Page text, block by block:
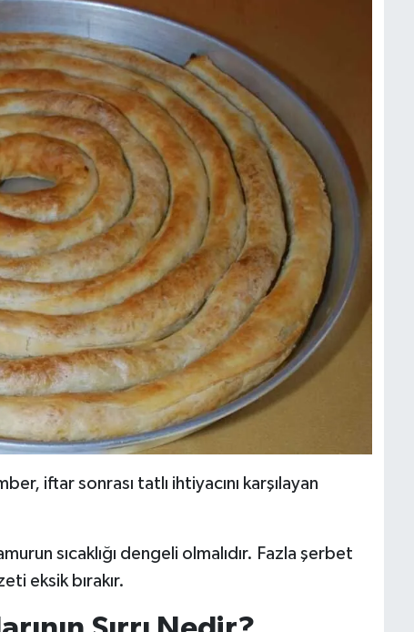
iftar sonrası tatlı ihtiyacını karşılayan
sıcaklığı dengeli olmalıdır. Fazla şerbet
eksik bırakır.